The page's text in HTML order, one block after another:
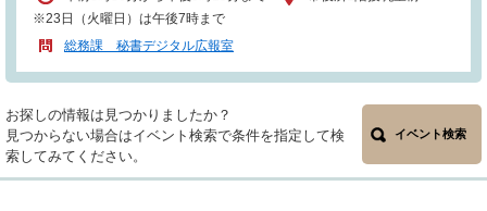
※23日（火曜日）は午後7時まで
総務課 秘書デジタル広報室
お探しの情報は見つかりましたか？
見つからない場合はイベント検索で条件を指定して検
索してみてください。
イベント検索